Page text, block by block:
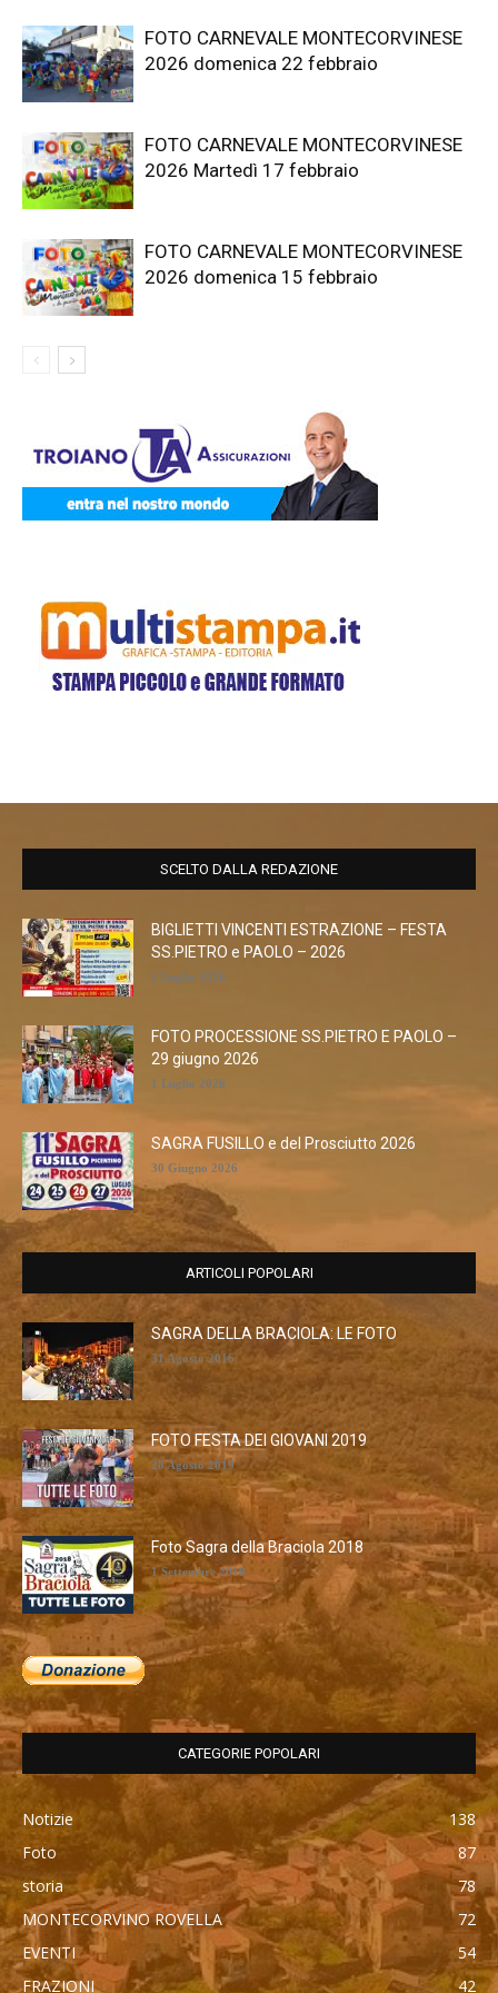
FOTO CARNEVALE MONTECORVINESE
2026 domenica 22 febbraio
FOTO CARNEVALE MONTECORVINESE
2026 Martedì 17 febbraio
FOTO CARNEVALE MONTECORVINESE
2026 domenica 15 febbraio
SCELTO DALLA REDAZIONE
BIGLIETTI VINCENTI ESTRAZIONE – FESTA
SS.PIETRO e PAOLO – 2026
1 Luglio 2026
FOTO PROCESSIONE SS.PIETRO E PAOLO –
29 giugno 2026
1 Luglio 2026
SAGRA FUSILLO e del Prosciutto 2026
30 Giugno 2026
ARTICOLI POPOLARI
SAGRA DELLA BRACIOLA: LE FOTO
31 Agosto 2016
FOTO FESTA DEI GIOVANI 2019
28 Agosto 2019
Foto Sagra della Braciola 2018
1 Settembre 2018
CATEGORIE POPOLARI
Notizie
138
Foto
87
storia
78
MONTECORVINO ROVELLA
72
EVENTI
54
FRAZIONI
42